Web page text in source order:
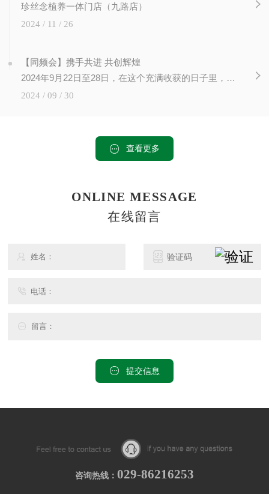
珍丝念植养一体门店（九路店）
2024 / 11 / 26
【同频会】携手共进 共创辉煌
2024年9月22日至28日，在这个充满收获的日子里，在陕西西安未央区文景广场，珍丝念2024同频会隆重召开， 各地30多名市场老师齐聚一堂，我们共同见证了知识的力量，感受到了成长的喜悦。此次培训会...
2024 / 09 / 30
查看更多
ONLINE MESSAGE
在线留言
提交信息
咨询热线： 029-86216253